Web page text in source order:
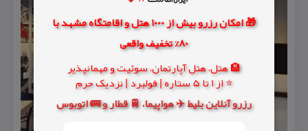
🎁 امکان رزرو بیش از 1000 هتل و اقامتگاه مشهد با
80% تخفیف واقعی
🏨 هتل، هتل آپارتمان، سوئیت و مهمانپذیر
⭐ از 1 تا 5 ستاره | فولبرد | نزدیک حرم
رزرو آنلاین بلیط ✈️ هواپیما، 🚆 قطار و 🚌 اتوبوس